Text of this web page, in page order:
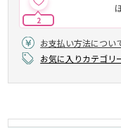
2
お支払い方法につい
お気に入りカテゴリ